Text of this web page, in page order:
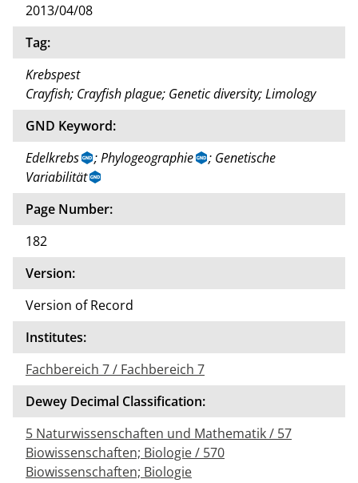
2013/04/08
Tag:
Krebspest
Crayfish; Crayfish plague; Genetic diversity; Limology
GND Keyword:
Edelkrebs
; Phylogeographie
; Genetische
Variabilität
Page Number:
182
Version:
Version of Record
Institutes:
Fachbereich 7 / Fachbereich 7
Dewey Decimal Classification:
5 Naturwissenschaften und Mathematik / 57
Biowissenschaften; Biologie / 570
Biowissenschaften; Biologie